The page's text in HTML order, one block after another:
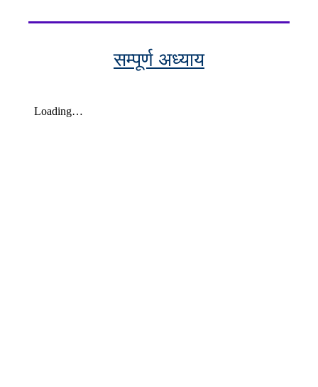
सम्पूर्ण अध्याय